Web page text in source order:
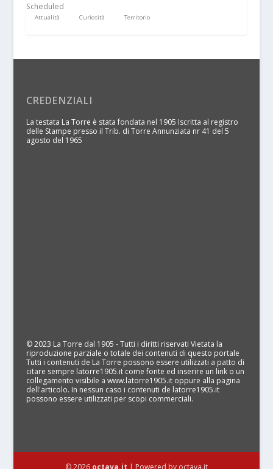
Scheduled
Attualità Curiosità Territorio
CREDENZIALI
La testata La Torre è stata fondata nel 1905 Iscritta al registro
delle Stampe presso il Trib. di Torre Annunziata nr 41 del 5
agosto del 1965
© 2023 La Torre dal 1905 - Tutti i diritti riservati Vietata la
riproduzione parziale o totale dei contenuti di questo portale
Tutti i contenuti de La Torre possono essere utilizzati a patto di
citare sempre latorre1905.it come fonte ed inserire un link o un
collegamento visibile a www.latorre1905.it oppure alla pagina
dell'articolo. In nessun caso i contenuti de latorre1905.it
possono essere utilizzati per scopi commerciali.
© 2026 octava.it | Powered by octava.it